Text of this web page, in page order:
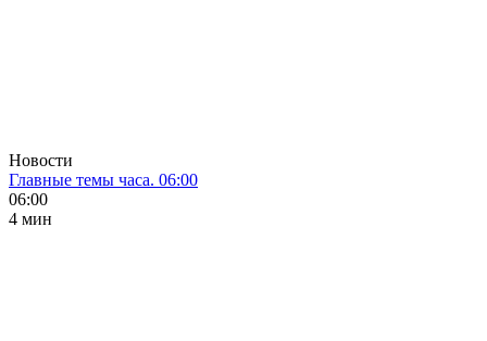
Новости
Главные темы часа. 06:00
06:00
4 мин